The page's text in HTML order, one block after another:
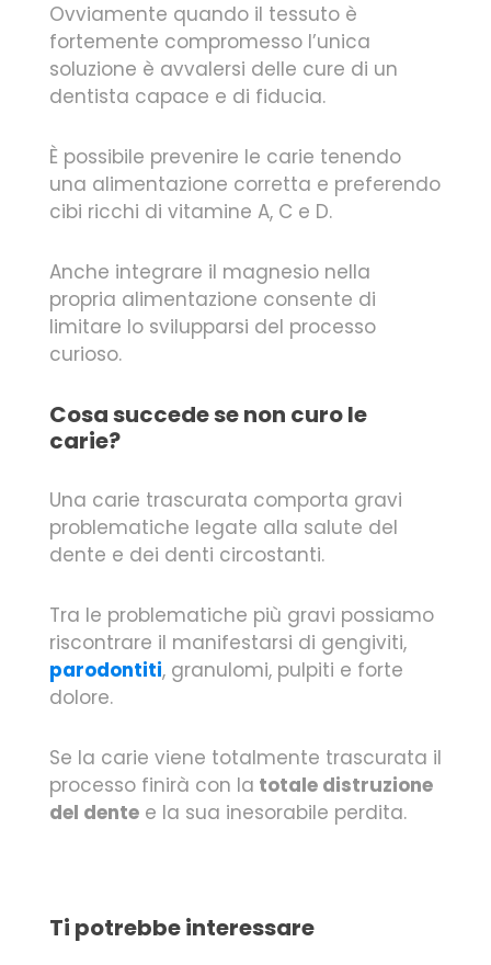
Ovviamente quando il tessuto è
fortemente compromesso l’unica
soluzione è avvalersi delle cure di un
dentista capace e di fiducia.
È possibile prevenire le carie tenendo
una alimentazione corretta e preferendo
cibi ricchi di vitamine A, C e D.
Anche integrare il magnesio nella
propria alimentazione consente di
limitare lo svilupparsi del processo
curioso.
Cosa succede se non curo le
carie?
Una carie trascurata comporta gravi
problematiche legate alla salute del
dente e dei denti circostanti.
Tra le problematiche più gravi possiamo
riscontrare il manifestarsi di gengiviti,
parodontiti, granulomi, pulpiti e forte
dolore.
Se la carie viene totalmente trascurata il
processo finirà con la totale distruzione
del dente e la sua inesorabile perdita.
Ti potrebbe interessare